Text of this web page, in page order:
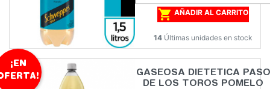
 AÑADIR AL CARRITO
14 Últimas unidades en stock
GASEOSA DIETETICA PASO
DE LOS TOROS POMELO
¡EN